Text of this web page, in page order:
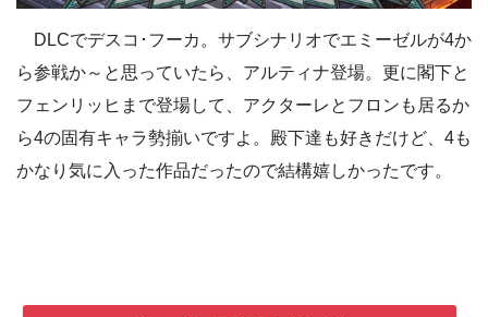
DLCでデスコ･フーカ。サブシナリオでエミーゼルが4か
ら参戦か～と思っていたら、アルティナ登場。更に閣下と
フェンリッヒまで登場して、アクターレとフロンも居るか
ら4の固有キャラ勢揃いですよ。殿下達も好きだけど、4も
かなり気に入った作品だったので結構嬉しかったです。